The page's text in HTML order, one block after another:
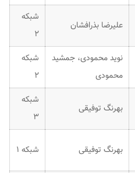
علیرضا بذرافشان
شبکه
۲
نوید محمودی، جمشید
محمودی
شبکه
۲
بهرنگ توفیقی
شبکه
۳
بهرنگ توفیقی شبکه ۱